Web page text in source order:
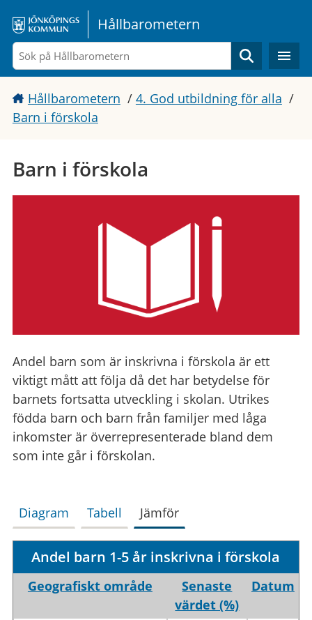
Gå direkt till sidans innehåll
Hållbarometern
Sök
Hållbarometern / 4. God utbildning för alla /
Barn i förskola
Barn i förskola
Andel barn som är inskrivna i förskola är ett
viktigt mått att följa då det har betydelse för
barnets fortsatta utveckling i skolan. Utrikes
födda barn och barn från familjer med låga
inkomster är överrepresenterade bland dem
som inte går i förskolan.
Diagram Tabell Jämför
Andel barn 1-5 år inskrivna i förskola
Geografiskt område
Senaste
värdet (%)
Datum